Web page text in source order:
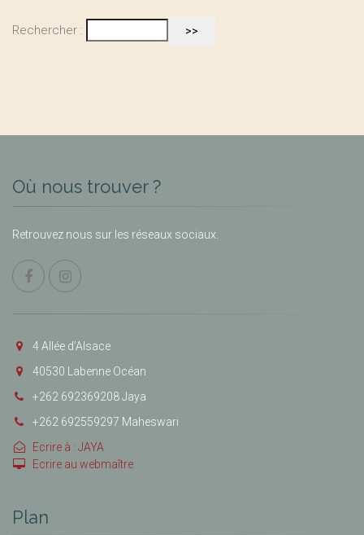
Rechercher :
Où nous trouver ?
Retrouvez nous sur les réseaux sociaux.
4 Allée d’Alsace
40530 Labenne Océan
+262 692369208 Jaya
+262 692559297 Maheswari
Ecrire à : JAYA
Ecrire au webmaître
Plan